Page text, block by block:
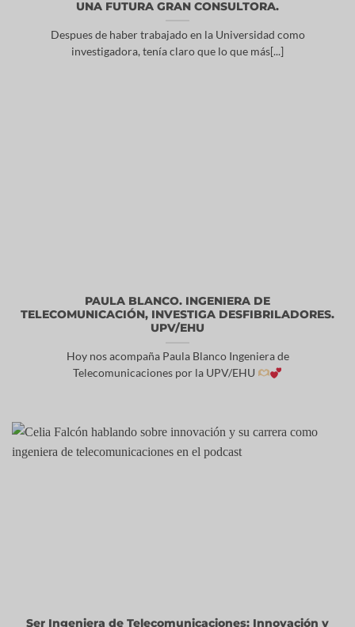
UNA FUTURA GRAN CONSULTORA.
Despues de haber trabajado en la Universidad como
investigadora, tenía claro que lo que más[...]
PAULA BLANCO. INGENIERA DE
TELECOMUNICACIÓN, INVESTIGA DESFIBRILADORES.
UPV/EHU
Hoy nos acompaña Paula Blanco Ingeniera de
Telecomunicaciones por la UPV/EHU
Ser Ingeniera de Telecomunicaciones: Innovación y